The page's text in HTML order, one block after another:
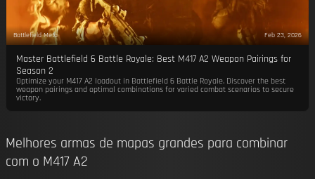
Battlefield Meta Feb 23, 2026
Master Battlefield 6 Battle Royale: Best M417 A2 Weapon Pairings for
Season 2
Optimize your M417 A2 loadout in Battlefield 6 Battle Royale. Discover the best
weapon pairings and optimal combinations for varied combat scenarios to secure
victory.
Melhores armas de mapas grandes para combinar
com o M417 A2